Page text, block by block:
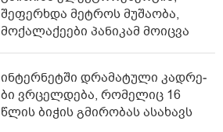
შეფერხდა მეტროს მუშაობა,
მოქალაქეები პანიკამ მოიცვა
ინ­ტერ­ნეტ­ში დრა­მა­ტუ­ლი კად­რე­
ბი ვრცელდება, რომელიც 16
წლის ბიჭის გმირობას ასახავს